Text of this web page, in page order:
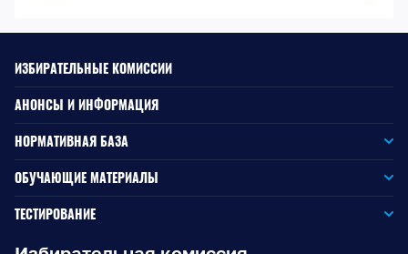
ИЗБИРАТЕЛЬНЫЕ КОМИССИИ
АНОНСЫ И ИНФОРМАЦИЯ
НОРМАТИВНАЯ БАЗА
Законодательство РФ
Законодательство КК
Документы ЦИК России
ОБУЧАЮЩИЕ МАТЕРИАЛЫ
Для окружной избирательной комиссии
Для территориальной избирательной комиссии
ТЕСТИРОВАНИЕ